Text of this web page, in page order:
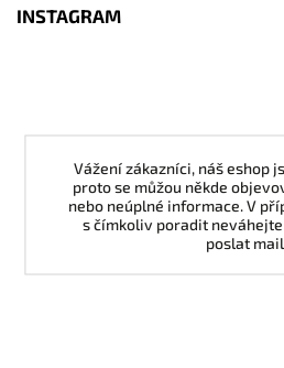
Vážení zákazníci, náš eshop
proto se můžou někde
nebo neúplné informace. V
s čímkoliv poradit
poslat
INSTAGRAM